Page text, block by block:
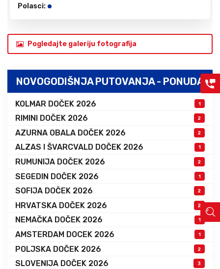
Polasci:
Pogledajte galeriju fotografija
NOVOGODIŠNJA PUTOVANJA - PONUDA
KOLMAR DOČEK 2026 1
RIMINI DOČEK 2026 2
AZURNA OBALA DOČEK 2026 2
ALZAS I ŠVARCVALD DOČEK 2026 1
RUMUNIJA DOČEK 2026 2
SEGEDIN DOČEK 2026 1
SOFIJA DOČEK 2026 2
HRVATSKA DOČEK 2026 2
NEMAČKA DOČEK 2026 1
AMSTERDAM DOCEK 2026 1
POLJSKA DOČEK 2026 2
SLOVENIJA DOČEK 2026 3